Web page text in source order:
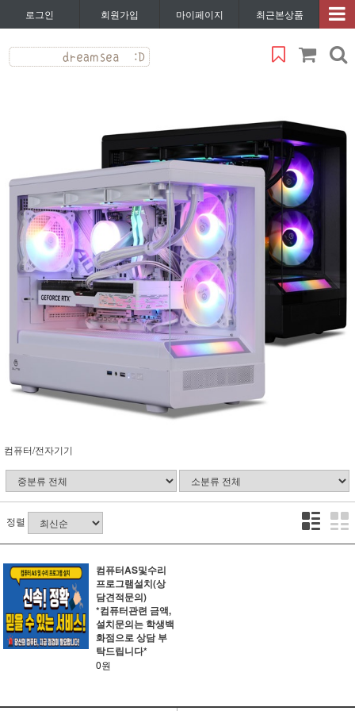
로그인 회원가입 마이페이지 최근본상품
컴퓨터/전자기기
정렬
컴퓨터AS및수리
프로그램설치(상
담견적문의)
*컴퓨터관련 금액,
설치문의는 학생백
화점으로 상담 부
탁드립니다*
0원